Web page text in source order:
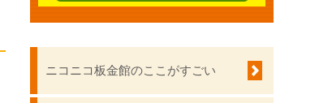
ニコニコ板金館のここがすごい